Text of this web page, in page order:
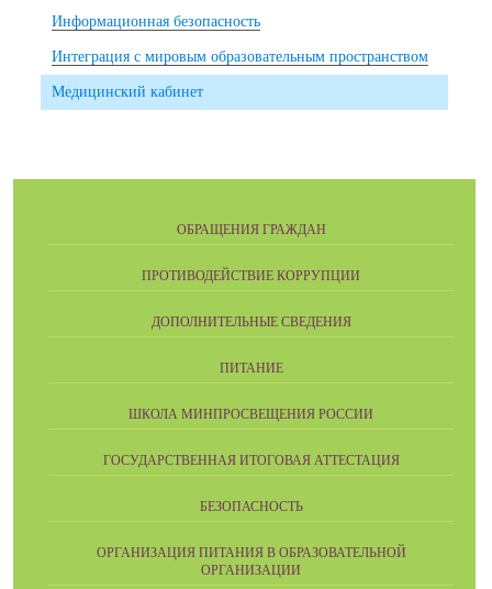
Информационная безопасность
Интеграция с мировым образовательным пространством
Медицинский кабинет
ОБРАЩЕНИЯ ГРАЖДАН
ПРОТИВОДЕЙСТВИЕ КОРРУПЦИИ
ДОПОЛНИТЕЛЬНЫЕ СВЕДЕНИЯ
ПИТАНИЕ
ШКОЛА МИНПРОСВЕЩЕНИЯ РОССИИ
ГОСУДАРСТВЕННАЯ ИТОГОВАЯ АТТЕСТАЦИЯ
БЕЗОПАСНОСТЬ
ОРГАНИЗАЦИЯ ПИТАНИЯ В ОБРАЗОВАТЕЛЬНОЙ
ОРГАНИЗАЦИИ